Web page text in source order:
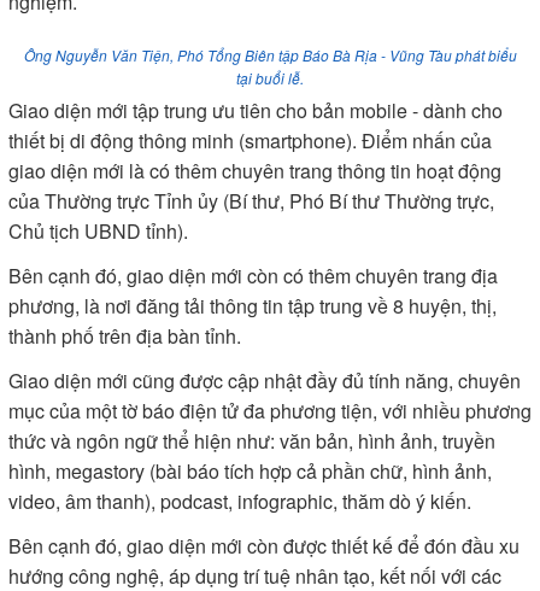
Ông Nguyễn Văn Tiện, Phó Tổng Biên tập Báo Bà Rịa - Vũng Tàu phát biểu
tại buổi lễ.
Giao diện mới tập trung ưu tiên cho bản mobile - dành cho
thiết bị di động thông minh (smartphone). Điểm nhấn của
giao diện mới là có thêm chuyên trang thông tin hoạt động
của Thường trực Tỉnh ủy (Bí thư, Phó Bí thư Thường trực,
Chủ tịch UBND tỉnh).
Bên cạnh đó, giao diện mới còn có thêm chuyên trang địa
phương, là nơi đăng tải thông tin tập trung về 8 huyện, thị,
thành phố trên địa bàn tỉnh.
Giao diện mới cũng được cập nhật đầy đủ tính năng, chuyên
mục của một tờ báo điện tử đa phương tiện, với nhiều phương
thức và ngôn ngữ thể hiện như: văn bản, hình ảnh, truyền
hình, megastory (bài báo tích hợp cả phần chữ, hình ảnh,
video, âm thanh), podcast, infographic, thăm dò ý kiến.
Bên cạnh đó, giao diện mới còn được thiết kế để đón đầu xu
hướng công nghệ, áp dụng trí tuệ nhân tạo, kết nối với các